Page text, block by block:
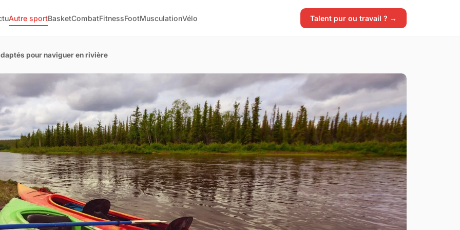
Autre sportBasketCombatFitnessFootMusculationVélo Talent pur ou travail ? →
pour naviguer en rivière